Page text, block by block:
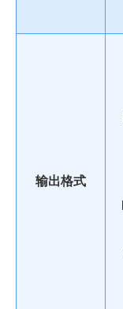
输出格式